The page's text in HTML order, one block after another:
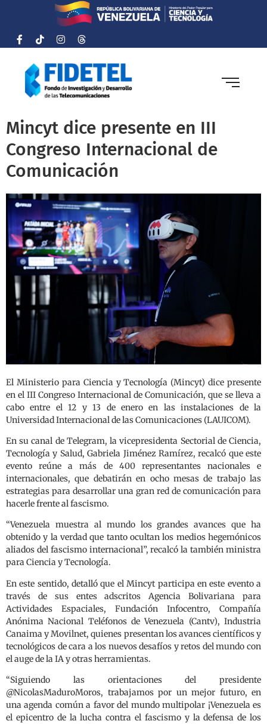
Mincyt dice presente en III
Congreso Internacional de
Comunicación
El Ministerio para Ciencia y Tecnología (Mincyt) dice presente
en el III Congreso Internacional de Comunicación, que se lleva a
cabo entre el 12 y 13 de enero en las instalaciones de la
Universidad Internacional de las Comunicaciones (LAUICOM).
En su canal de Telegram, la vicepresidenta Sectorial de Ciencia,
Tecnología y Salud, Gabriela Jiménez Ramírez, recalcó que este
evento reúne a más de 400 representantes nacionales e
internacionales, que debatirán en ocho mesas de trabajo las
estrategias para desarrollar una gran red de comunicación para
hacerle frente al fascismo.
“Venezuela muestra al mundo los grandes avances que ha
obtenido y la verdad que tanto ocultan los medios hegemónicos
aliados del fascismo internacional”, recalcó la también ministra
para Ciencia y Tecnología.
En este sentido, detalló que el Mincyt participa en este evento a
través de sus entes adscritos Agencia Bolivariana para
Actividades Espaciales, Fundación Infocentro, Compañía
Anónima Nacional Teléfonos de Venezuela (Cantv), Industria
Canaima y Movilnet, quienes presentan los avances científicos y
tecnológicos de cara a los nuevos desafíos y retos del mundo con
el auge de la IA y otras herramientas.
“Siguiendo las orientaciones del presidente
@NicolasMaduroMoros, trabajamos por un mejor futuro, en
una agenda común a favor del mundo multipolar ¡Venezuela es
el epicentro de la lucha contra el fascismo y la defensa de los